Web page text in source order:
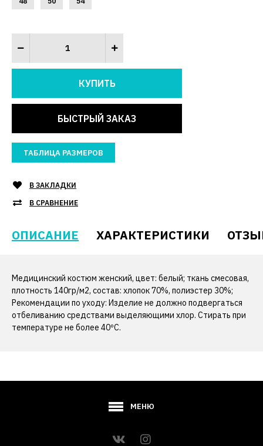
БЫСТРЫЙ ЗАКАЗ
ТАБЛИЦА РАЗМЕРОВ
В ЗАКЛАДКИ
В СРАВНЕНИЕ
ОПИСАНИЕ ХАРАКТЕРИСТИКИ
Медицинский костюм женский, цвет: белый; ткань смесовая,
плотность 140гр/м2, состав: хлопок 70%, полиэстер 30%;
Рекомендации по уходу: Изделие не должно подвергаться
отбеливанию средствами выделяющими хлор. Стирать при
температуре не более 40ºС.
МЕНЮ